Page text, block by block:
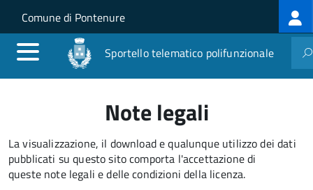
Salta al contenuto principale
Skip to site navigation
Comune di Pontenure
Sportello telematico polifunzionale
Note legali
La visualizzazione, il download e qualunque utilizzo dei dati
pubblicati su questo sito comporta l'accettazione di
queste note legali e delle condizioni della licenza.